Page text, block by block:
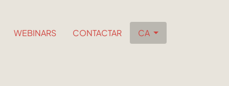
WEBINARS CONTACTAR CA